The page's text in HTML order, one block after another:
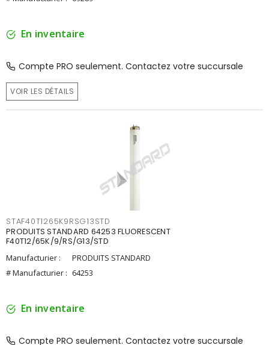
En inventaire
Compte PRO seulement. Contactez votre succursale
VOIR LES DÉTAILS
STAF40T1265K9RSG13STD
PRODUITS STANDARD 64253 FLUORESCENT
F40T12/65K/9/RS/G13/STD
Manufacturier :
PRODUITS STANDARD
# Manufacturier : 64253
En inventaire
Compte PRO seulement. Contactez votre succursale